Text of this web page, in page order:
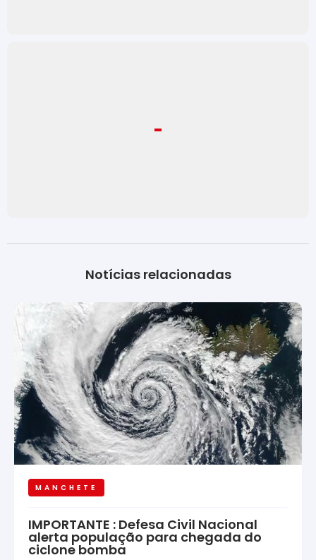
Notícias relacionadas
MANCHETE
IMPORTANTE : Defesa Civil Nacional
alerta população para chegada do
ciclone bomba